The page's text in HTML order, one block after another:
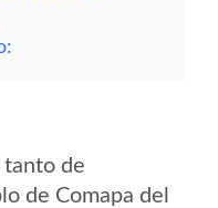
tanto de
de Comapa del